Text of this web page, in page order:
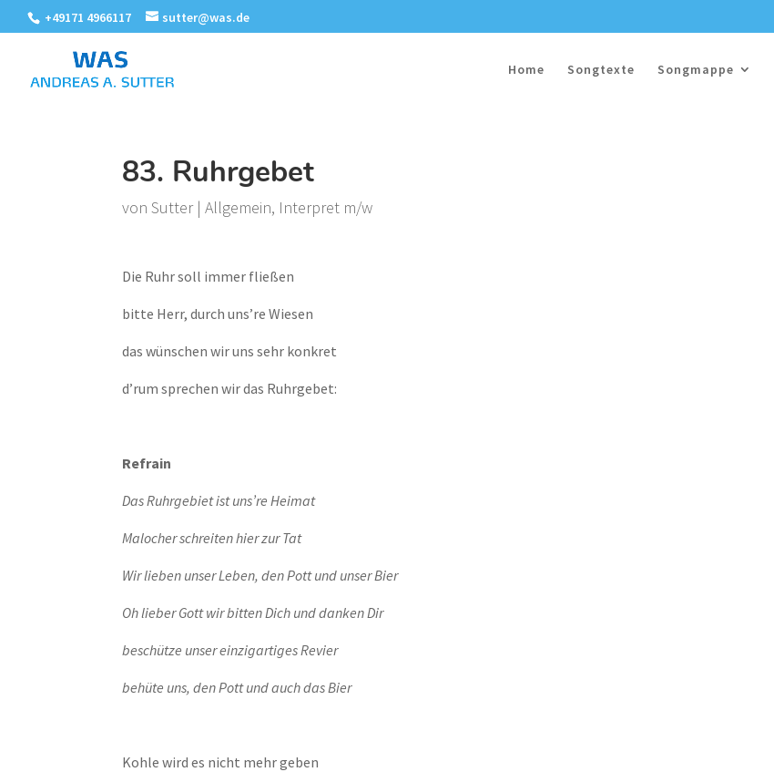
+49171 4966117 sutter@was.de
Home Songtexte Songmappe
83. Ruhrgebet
vonSutter|Allgemein, Interpret m/w
Die Ruhr soll immer fließen
bitte Herr, durch uns’re Wiesen
das wünschen wir uns sehr konkret
d’rum sprechen wir das Ruhrgebet:
Refrain
Das Ruhrgebiet ist uns’re Heimat
Malocher schreiten hier zur Tat
Wir lieben unser Leben, den Pott und unser Bier
Oh lieber Gott wir bitten Dich und danken Dir
beschütze unser einzigartiges Revier
behüte uns, den Pott und auch das Bier
Kohle wird es nicht mehr geben